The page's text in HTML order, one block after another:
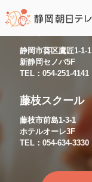
静岡市葵区鷹匠1-1-1
新静岡セノバ5F
TEL：054-251-4141
藤枝スクール
藤枝市前島1-3-1
ホテルオーレ3F
TEL：054-634-3330